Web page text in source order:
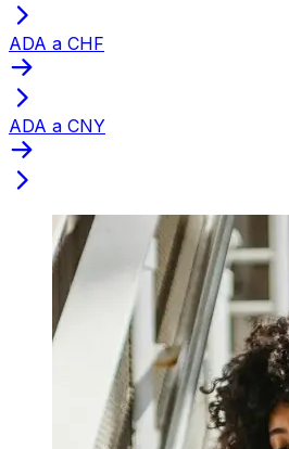
ADA a CHF
ADA a CNY